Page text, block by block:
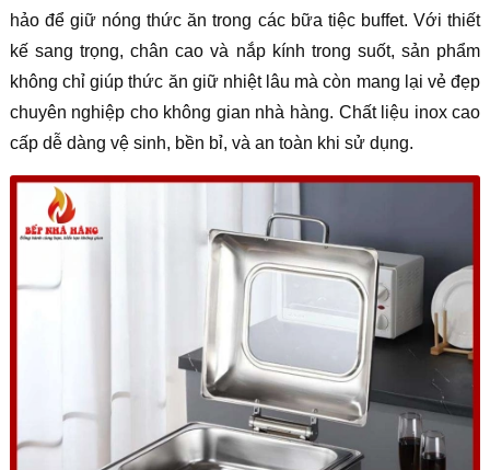
hảo để giữ nóng thức ăn trong các bữa tiệc buffet. Với thiết
kế sang trọng, chân cao và nắp kính trong suốt, sản phẩm
không chỉ giúp thức ăn giữ nhiệt lâu mà còn mang lại vẻ đẹp
chuyên nghiệp cho không gian nhà hàng. Chất liệu inox cao
cấp dễ dàng vệ sinh, bền bỉ, và an toàn khi sử dụng.